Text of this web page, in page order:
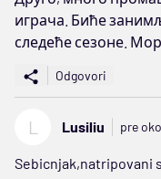
играча. Биће
следеће сезоне.
Odgovori
L Lusiliu pre
Sebicnjak,natripovani